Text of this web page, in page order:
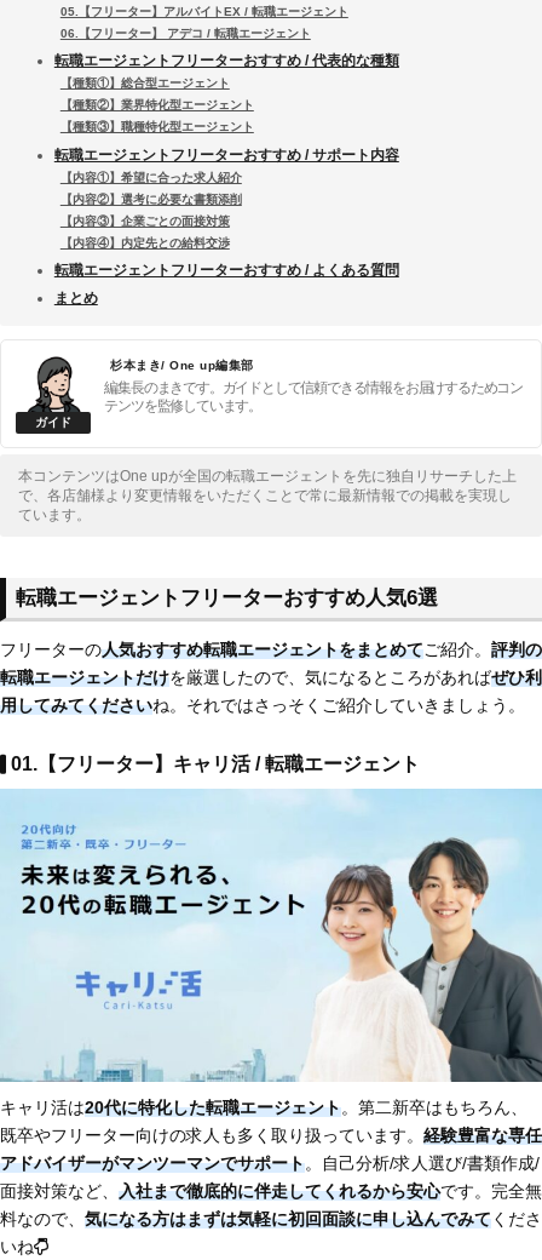
05.【フリーター】アルバイトEX / 転職エージェント
06.【フリーター】 アデコ / 転職エージェント
転職エージェントフリーターおすすめ / 代表的な種類
【種類①】総合型エージェント
【種類②】業界特化型エージェント
【種類③】職種特化型エージェント
転職エージェントフリーターおすすめ / サポート内容
【内容①】希望に合った求人紹介
【内容②】選考に必要な書類添削
【内容③】企業ごとの面接対策
【内容④】内定先との給料交渉
転職エージェントフリーターおすすめ / よくある質問
まとめ
杉本まき/ One up編集部
編集長のまきです。ガイドとして信頼できる情報をお届けするためコン
テンツを監修しています。
本コンテンツはOne upが全国の転職エージェントを先に独自リサーチした上
で、各店舗様より変更情報をいただくことで常に最新情報での掲載を実現し
ています。
転職エージェントフリーターおすすめ人気6選
フリーターの人気おすすめ転職エージェントをまとめてご紹介。 評判の
転職エージェントだけを厳選したので、気になるところがあればぜひ利
用してみてくださいね。それではさっそくご紹介していきましょう。
01.【フリーター】キャリ活 / 転職エージェント
キャリ活は20代に特化した転職エージェント。第二新卒はもちろん、
既卒やフリーター向けの求人も多く取り扱っています。 経験豊富な専任
アドバイザーがマンツーマンでサポート。自己分析/求人選び/書類作成/
面接対策など、 入社まで徹底的に伴走してくれるから安心です。完全無
料なので、 気になる方はまずは気軽に初回面談に申し込んでみてくださ
いね